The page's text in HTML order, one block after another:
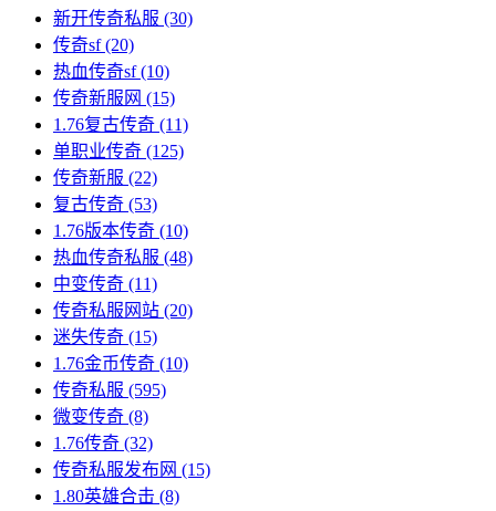
新开传奇私服 (30)
传奇sf(20)
热血传奇sf(10)
传奇新服网 (15)
1.76复古传奇 (11)
单职业传奇 (125)
传奇新服 (22)
复古传奇 (53)
1.76版本传奇 (10)
热血传奇私服 (48)
中变传奇 (11)
传奇私服网站 (20)
迷失传奇 (15)
1.76金币传奇 (10)
传奇私服 (595)
微变传奇 (8)
1.76传奇 (32)
传奇私服发布网 (15)
1.80英雄合击 (8)